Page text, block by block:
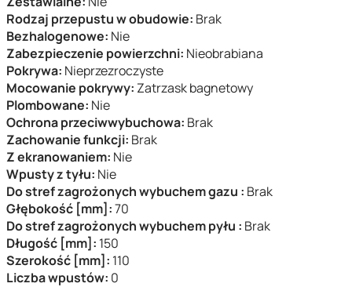
Rodzaj przepustu w obudowie: Brak
Bezhalogenowe: Nie
Zabezpieczenie powierzchni: Nieobrabiana
Pokrywa: Nieprzezroczyste
Mocowanie pokrywy: Zatrzask bagnetowy
Plombowane: Nie
Ochrona przeciwwybuchowa: Brak
Zachowanie funkcji: Brak
Z ekranowaniem: Nie
Wpusty z tyłu: Nie
Do stref zagrożonych wybuchem gazu : Brak
Głębokość [mm]:70
Do stref zagrożonych wybuchem pyłu : Brak
Długość [mm]: 150
Szerokość [mm]: 110
Liczba wpustów: 0